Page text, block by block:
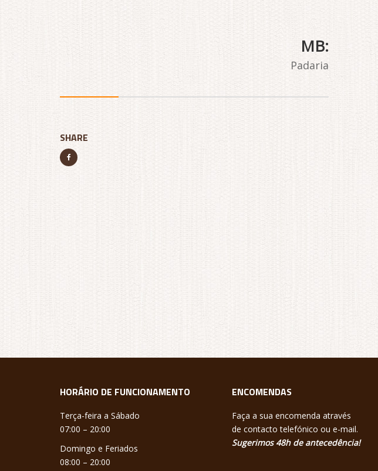
MB:
Padaria
SHARE
HORÁRIO DE FUNCIONAMENTO
Terça-feira a Sábado
07:00 – 20:00
Domingo e Feriados
08:00 – 20:00
ENCOMENDAS
Faça a sua encomenda através
de contacto telefónico ou e-mail.
Sugerimos 48h de antecedência!